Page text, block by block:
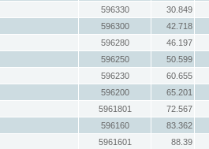
596330
30.849
596300
42.718
596280
46.197
596250
50.599
596230
60.655
596200
65.201
5961801
72.567
596160
83.362
5961601
88.39